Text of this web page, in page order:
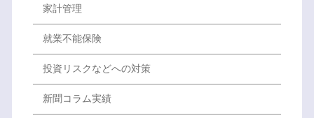
家計管理
就業不能保険
投資リスクなどへの対策
新聞コラム実績